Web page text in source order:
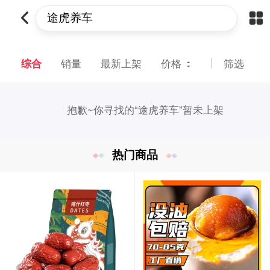
综合 销量 最新上架 价格 筛选
抱歉~你寻找的“途虎养车”暂未上架
热门商品